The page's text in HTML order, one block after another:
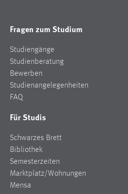
Fragen zum Studium
Studiengänge
Studienberatung
Bewerben
Studienangelegenheiten
FAQ
Für Studis
Schwarzes Brett
Bibliothek
Semesterzeiten
Marktplatz/Wohnungen
Mensa
Cookie Laufzeit:
MARKETING
Sie tun dies, indem sie
Google Ads
Name: